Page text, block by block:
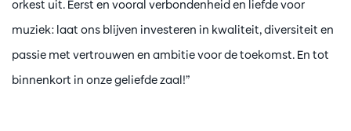
orkest uit. Eerst en vooral verbondenheid en liefde voor
muziek: laat ons blijven investeren in kwaliteit, diversiteit en
passie met vertrouwen en ambitie voor de toekomst. En tot
binnenkort in onze geliefde zaal!”